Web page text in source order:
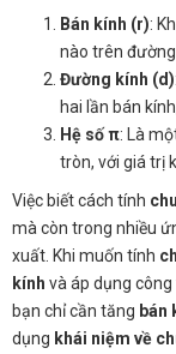
Bán kính (r):
nào trên đường
Đường kính (d)
hai lần bán
Hệ số π: Là
tròn, với giá trị
Việc biết cách tính
mà còn trong nhiều
xuất. Khi muốn tính
kính và áp dụng
bạn chỉ cần tăng bán
dụng khái niệm về